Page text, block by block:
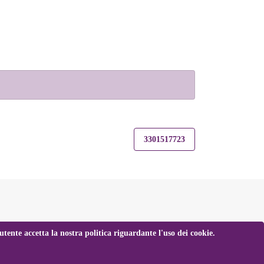
3301517723
accetta la nostra politica riguardante l'uso dei cookie.